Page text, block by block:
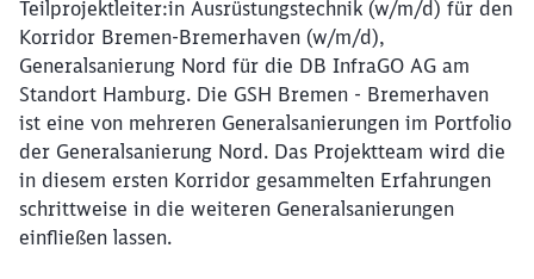
Teilprojektleiter:in Ausrüstungstechnik (w/m/d) für den
Korridor Bremen-Bremerhaven (w/m/d),
Generalsanierung Nord für die DB InfraGO AG am
Standort Hamburg. Die GSH Bremen - Bremerhaven
ist eine von mehreren Generalsanierungen im Portfolio
der Generalsanierung Nord. Das Projektteam wird die
in diesem ersten Korridor gesammelten Erfahrungen
schrittweise in die weiteren Generalsanierungen
einfließen lassen.